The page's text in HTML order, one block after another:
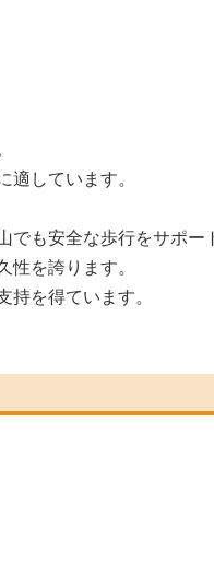
しています。
も安全な歩行をサポー
を誇ります。
を得ています。